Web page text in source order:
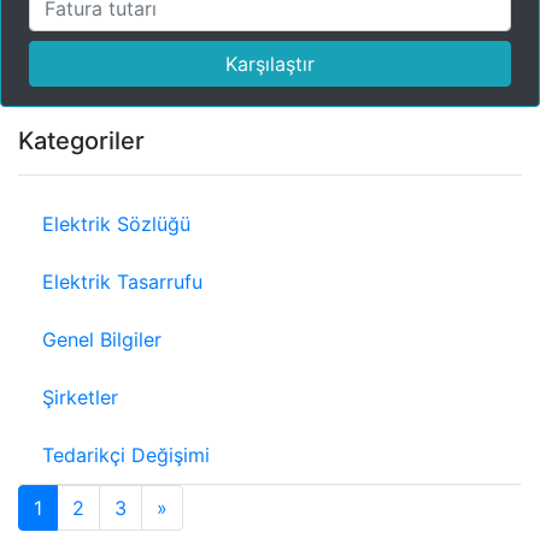
Karşılaştır
Kategoriler
Elektrik Sözlüğü
Elektrik Tasarrufu
Genel Bilgiler
Şirketler
Tedarikçi Değişimi
1 2 3 »